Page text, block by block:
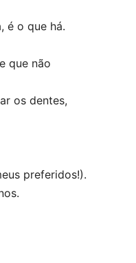
é o que há.
que não
os dentes,
preferidos!).